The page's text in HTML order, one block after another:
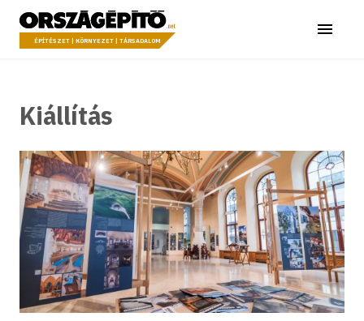
a tartalomhoz
Országépítő
ÉPÍTÉSZET | KÖRNYEZET | TÁRSADALOM Menü
Kiállítás